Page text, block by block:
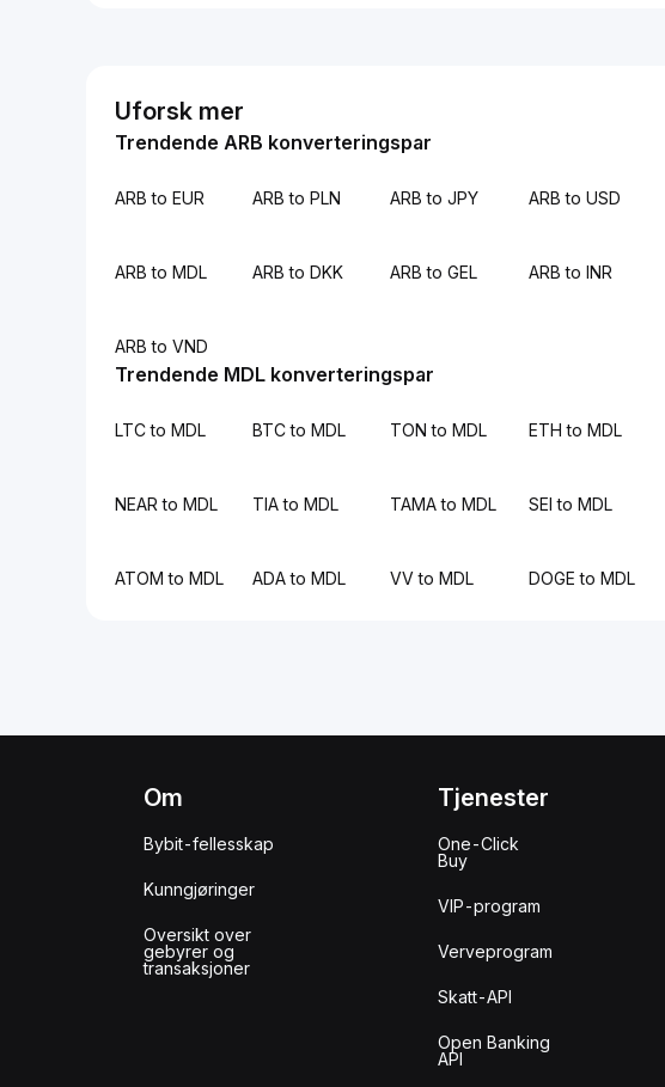
Uforsk mer
Trendende ARB konverteringspar
ARB to EUR ARB to PLN ARB to JPY ARB to USD
ARB to MDL ARB to DKK ARB to GEL ARB to INR
ARB to VND
Trendende MDL konverteringspar
LTC to MDL BTC to MDL TON to MDL ETH to MDL
NEAR to MDL TIA to MDL TAMA to MDL SEI to MDL
ATOM to MDL ADA to MDL VV to MDL DOGE to MDL
Om
Bybit-fellesskap
Kunngjøringer
Oversikt over
gebyrer og
transaksjoner
Tjenester
One-Click
Buy
VIP-program
Verveprogram
Skatt-API
Open Banking
API